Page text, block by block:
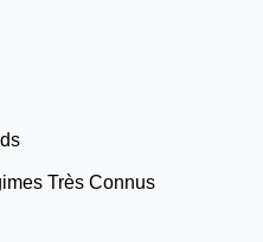
Très Connus